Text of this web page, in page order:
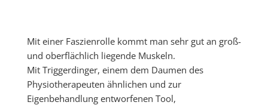
Mit einer Faszienrolle kommt man sehr gut an groß-
und oberflächlich liegende Muskeln.
Mit Triggerdinger, einem dem Daumen des
Physiotherapeuten ähnlichen und zur
Eigenbehandlung entworfenen Tool,